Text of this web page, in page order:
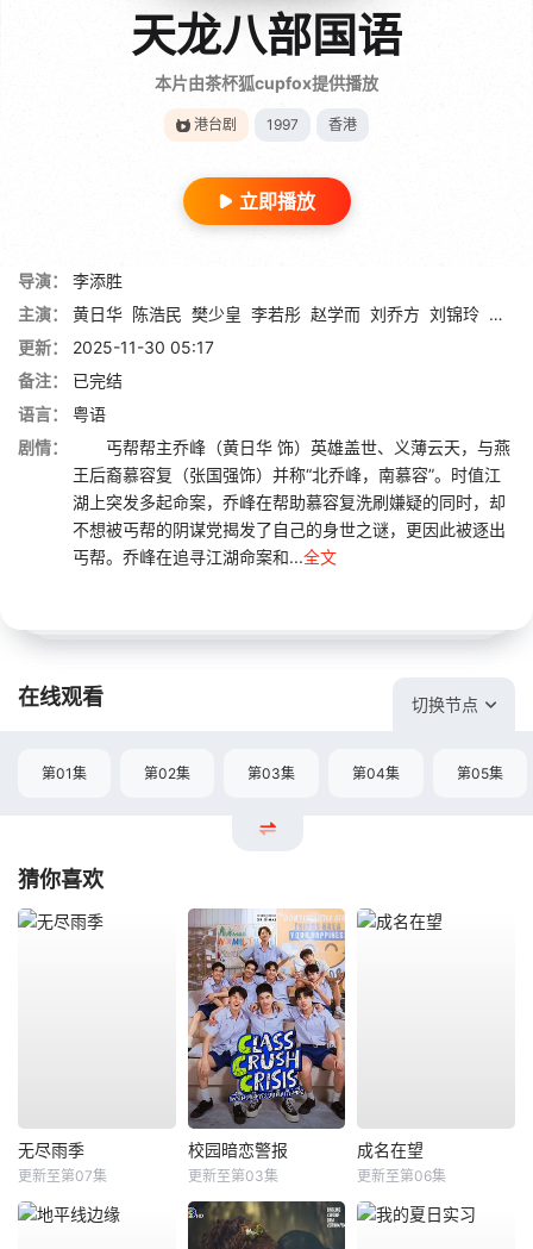
天龙八部国语
本片由茶杯狐cupfox提供播放
港台剧 1997 香港
立即播放
导演：
李添胜
主演：
黄日华 陈浩民 樊少皇 李若彤 赵学而 刘乔方 刘锦玲 张国
更新：
2025-11-30 05:17
备注：
已完结
语言：
粤语
剧情：
丐帮帮主乔峰（黄日华 饰）英雄盖世、义薄云天，与燕
王后裔慕容复（张国强饰）并称“北乔峰，南慕容”。时值江
湖上突发多起命案，乔峰在帮助慕容复洗刷嫌疑的同时，却
不想被丐帮的阴谋党揭发了自己的身世之谜，更因此被逐出
丐帮。乔峰在追寻江湖命案和...全文
在线观看 切换节点
第01集 第02集 第03集 第04集 第05集
猜你喜欢
无尽雨季
更新至第07集
校园暗恋警报
更新至第03集
成名在望
更新至第06集